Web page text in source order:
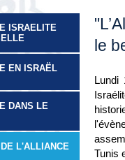
le
Lundi
Tunis
ISRAELITE
EN ISRAËL
DANS LE
L'ALLIANCE